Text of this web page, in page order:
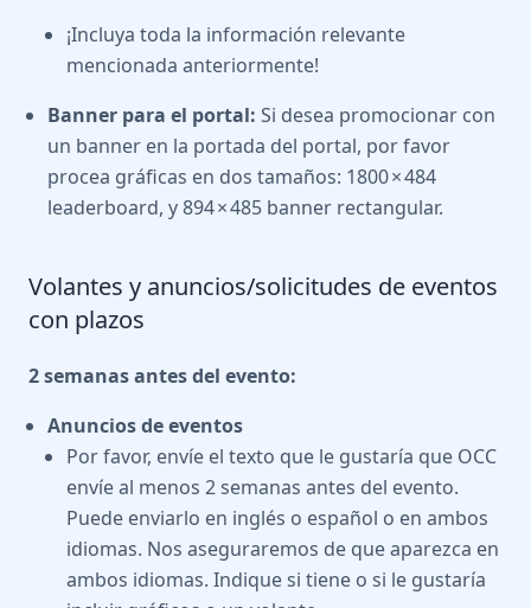
¡Incluya toda la información relevante
mencionada anteriormente!
Banner para el portal: Si desea promocionar con
un banner en la portada del portal, por favor
procea gráficas en dos tamaños: 1800 × 484
leaderboard, y 894 × 485 banner rectangular.
Volantes y anuncios/solicitudes de eventos
con plazos
2 semanas antes del evento:
Anuncios de eventos
Por favor, envíe el texto que le gustaría que OCC
envíe al menos 2 semanas antes del evento.
Puede enviarlo en inglés o español o en ambos
idiomas. Nos aseguraremos de que aparezca en
ambos idiomas. Indique si tiene o si le gustaría